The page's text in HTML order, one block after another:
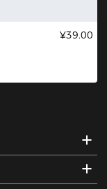
¥39.00